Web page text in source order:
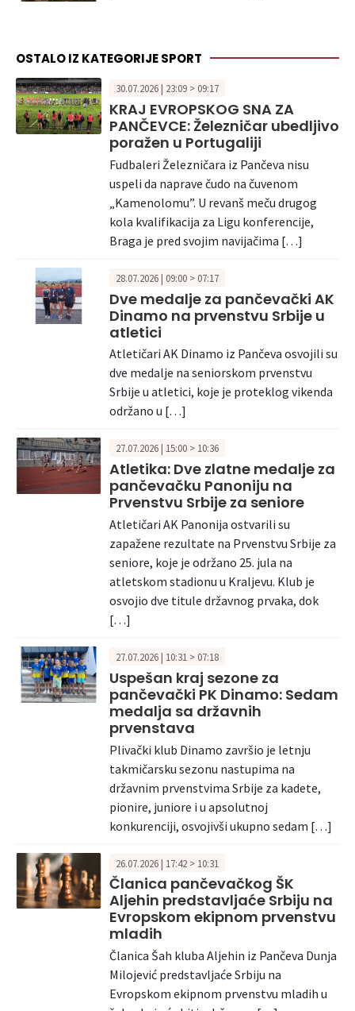
OSTALO IZ KATEGORIJE SPORT
30.07.2026 | 23:09 > 09:17
KRAJ EVROPSKOG SNA ZA
PANČEVCE: Železničar ubedljivo
poražen u Portugaliji
Fudbaleri Železničara iz Pančeva nisu
uspeli da naprave čudo na čuvenom
„Kamenolomu”. U revanš meču drugog
kola kvalifikacija za Ligu konferencije,
Braga je pred svojim navijačima […]
28.07.2026 | 09:00 > 07:17
Dve medalje za pančevački AK
Dinamo na prvenstvu Srbije u
atletici
Atletičari AK Dinamo iz Pančeva osvojili su
dve medalje na seniorskom prvenstvu
Srbije u atletici, koje je proteklog vikenda
održano u […]
27.07.2026 | 15:00 > 10:36
Atletika: Dve zlatne medalje za
pančevačku Panoniju na
Prvenstvu Srbije za seniore
Atletičari AK Panonija ostvarili su
zapažene rezultate na Prvenstvu Srbije za
seniore, koje je održano 25. jula na
atletskom stadionu u Kraljevu. Klub je
osvojio dve titule državnog prvaka, dok
[…]
27.07.2026 | 10:31 > 07:18
Uspešan kraj sezone za
pančevački PK Dinamo: Sedam
medalja sa državnih
prvenstava
Plivački klub Dinamo završio je letnju
takmičarsku sezonu nastupima na
državnim prvenstvima Srbije za kadete,
pionire, juniore i u apsolutnoj
konkurenciji, osvojivši ukupno sedam […]
26.07.2026 | 17:42 > 10:31
Članica pančevačkog ŠK
Aljehin predstavljaće Srbiju na
Evropskom ekipnom prvenstvu
mladih
Članica Šah kluba Aljehin iz Pančeva Dunja
Milojević predstavljaće Srbiju na
Evropskom ekipnom prvenstvu mladih u